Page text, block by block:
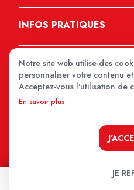
INFOS PRATIQUES
Notre site web utilise des
personnaliser votre contenu
Acceptez-vous l'utilisation de
En savoir plus
JE